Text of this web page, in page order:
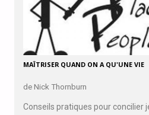
MAÎTRISER QUAND ON A QU'UNE VIE
de Nick Thornburn
Conseils pratiques pour concilier